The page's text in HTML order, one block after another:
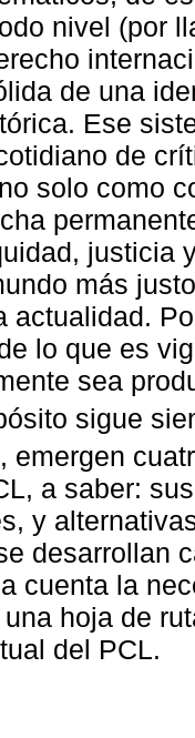
nivel (por
de una
Ese
de
solo como
justicia
más
actualidad.
lo que es
sea
sigue
emergen
a saber:
y
desarrollan
cuenta la
hoja de
del PCL.